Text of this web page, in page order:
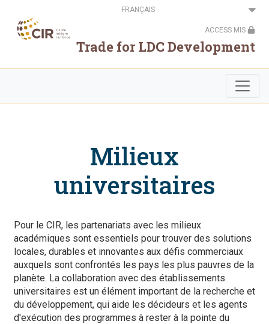
contenu
principal
Select
your
ACCESS MIS
Trade for LDC Development
Milieux
universitaires
Pour le CIR, les partenariats avec les milieux
académiques sont essentiels pour trouver des solutions
locales, durables et innovantes aux défis commerciaux
auxquels sont confrontés les pays les plus pauvres de la
planète. La collaboration avec des établissements
universitaires est un élément important de la recherche et
du développement, qui aide les décideurs et les agents
d'exécution des programmes à rester à la pointe du